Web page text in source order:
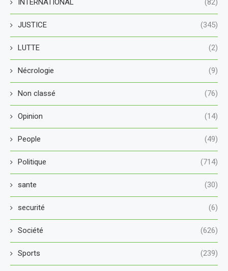
INTERNATIONAL (82)
JUSTICE (345)
LUTTE (2)
Nécrologie (9)
Non classé (76)
Opinion (14)
People (49)
Politique (714)
sante (30)
securité (6)
Société (626)
Sports (239)